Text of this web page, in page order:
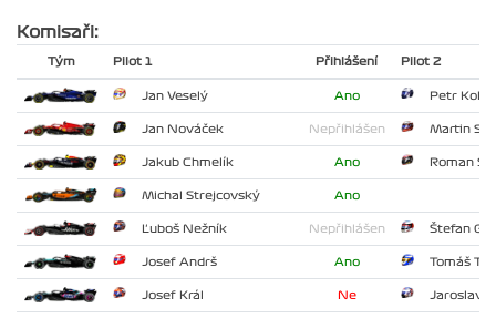
Komisaři:
Tým Pilot 1 Přihlášení Pilot 2
Jan Veselý Ano Petr Kolář
Jan Nováček Nepřihlášen Martin
Jakub Chmelík Ano Roman
Michal Strejcovský Ano
Ľuboš Nežník Nepřihlášen Štefan
Josef Andrš Ano Tomáš
Josef Král Ne Jaroslav